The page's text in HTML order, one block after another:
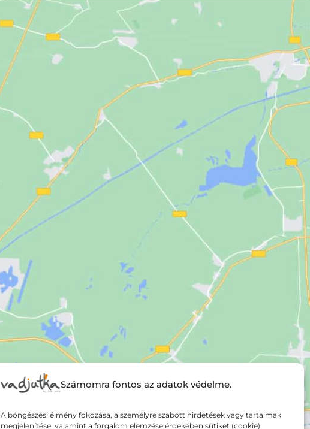
Számomra fontos az adatok védelme.
A böngészési élmény fokozása, a személyre szabott hirdetések vagy tartalmak
megjelenítése, valamint a forgalom elemzése érdekében sütiket (cookie)